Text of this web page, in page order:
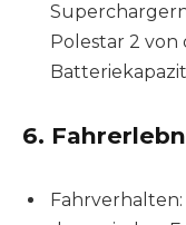
Polestar 2
6.